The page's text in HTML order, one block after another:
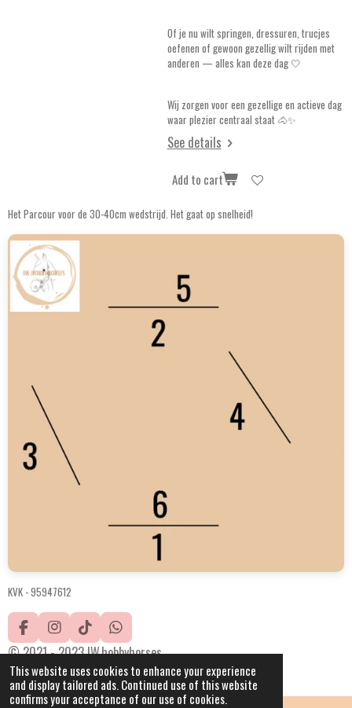
This website uses cookies to enhance your experience
and display tailored ads. Continued use of this website
confirms your acceptance of our use of cookies.
Of je nu wilt springen, dressuren, trucjes
oefenen of gewoon gezellig wilt rijden met
anderen — alles kan deze dag 🤍
Wij zorgen voor een gezellige en actieve dag
waar plezier centraal staat 🐴✨
See details
Add to cart
Het Parcour voor de 30-40cm wedstrijd. Het gaat op snelheid!
KVK -95947612
F
a
e
b
o
I
n
t
a
g
T
i
T
o
k
W
h
t
s
A
© 2021 - 2023 IW.hobbyhorses
Powered byJouwWeb